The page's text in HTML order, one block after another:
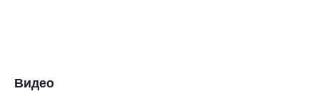
Видео